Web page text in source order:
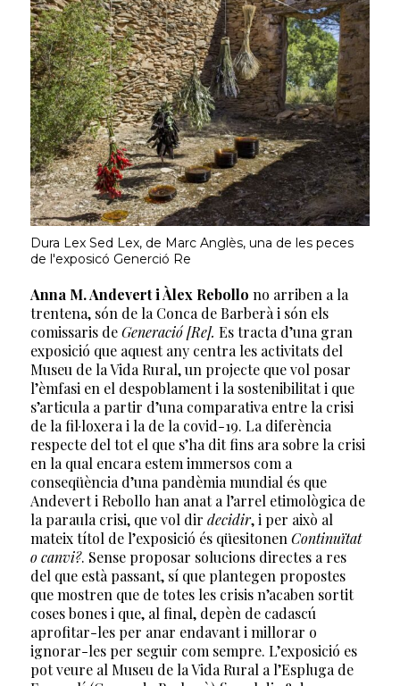
Dura Lex Sed Lex, de Marc Anglès, una de les peces
de l'exposicó Generció Re
Anna M. Andevert i Àlex Rebollo no arriben a la
trentena, són de la Conca de Barberà i són els
comissaris deGeneració [Re]. Es tracta d’una gran
exposició que aquest any centra les activitats del
Museu de la Vida Rural, un projecte que vol posar
l’èmfasi en el despoblament i la sostenibilitat i que
s’articula a partir d’una comparativa entre la crisi
de la fil·loxera i la de la covid-19. La diferència
respecte del tot el que s’ha dit fins ara sobre la crisi
en la qual encara estem immersos com a
conseqüència d’una pandèmia mundial és que
Andevert i Rebollo han anat a l’arrel etimològica de
la paraula crisi, que vol dir decidir, i per això al
mateix títol de l’exposició és qüesitonen Continuïtat
o canvi?. Sense proposar solucions directes a res
del que està passant, sí que plantegen propostes
que mostren que de totes les crisis n’acaben sortit
coses bones i que, al final, depèn de cadascú
aprofitar-les per anar endavant i millorar o
ignorar-les per seguir com sempre. L’exposició es
pot veure al Museu de la Vida Rural a l’Espluga de